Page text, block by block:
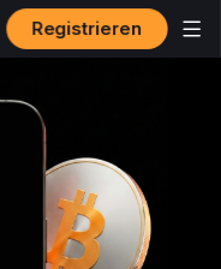
Registrieren